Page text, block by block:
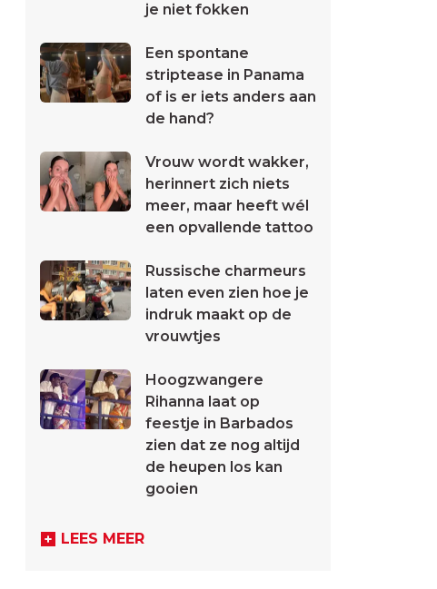
je niet fokken
Een spontane
striptease in Panama
of is er iets anders aan
de hand?
Vrouw wordt wakker,
herinnert zich niets
meer, maar heeft wél
een opvallende tattoo
Russische charmeurs
laten even zien hoe je
indruk maakt op de
vrouwtjes
Hoogzwangere
Rihanna laat op
feestje in Barbados
zien dat ze nog altijd
de heupen los kan
gooien
LEES MEER